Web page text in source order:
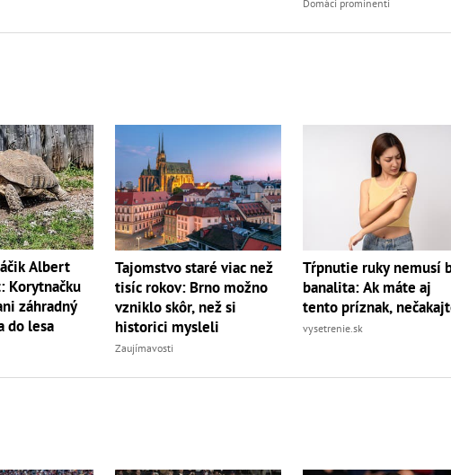
Domáci prominenti
Albert
Korytnačku
záhradný
do lesa
Tajomstvo staré viac než
tisíc rokov: Brno možno
vzniklo skôr, než si
historici mysleli
Zaujímavosti
Tŕpnutie ruky nemusí
banalita: Ak máte aj
tento príznak,
vysetrenie.sk